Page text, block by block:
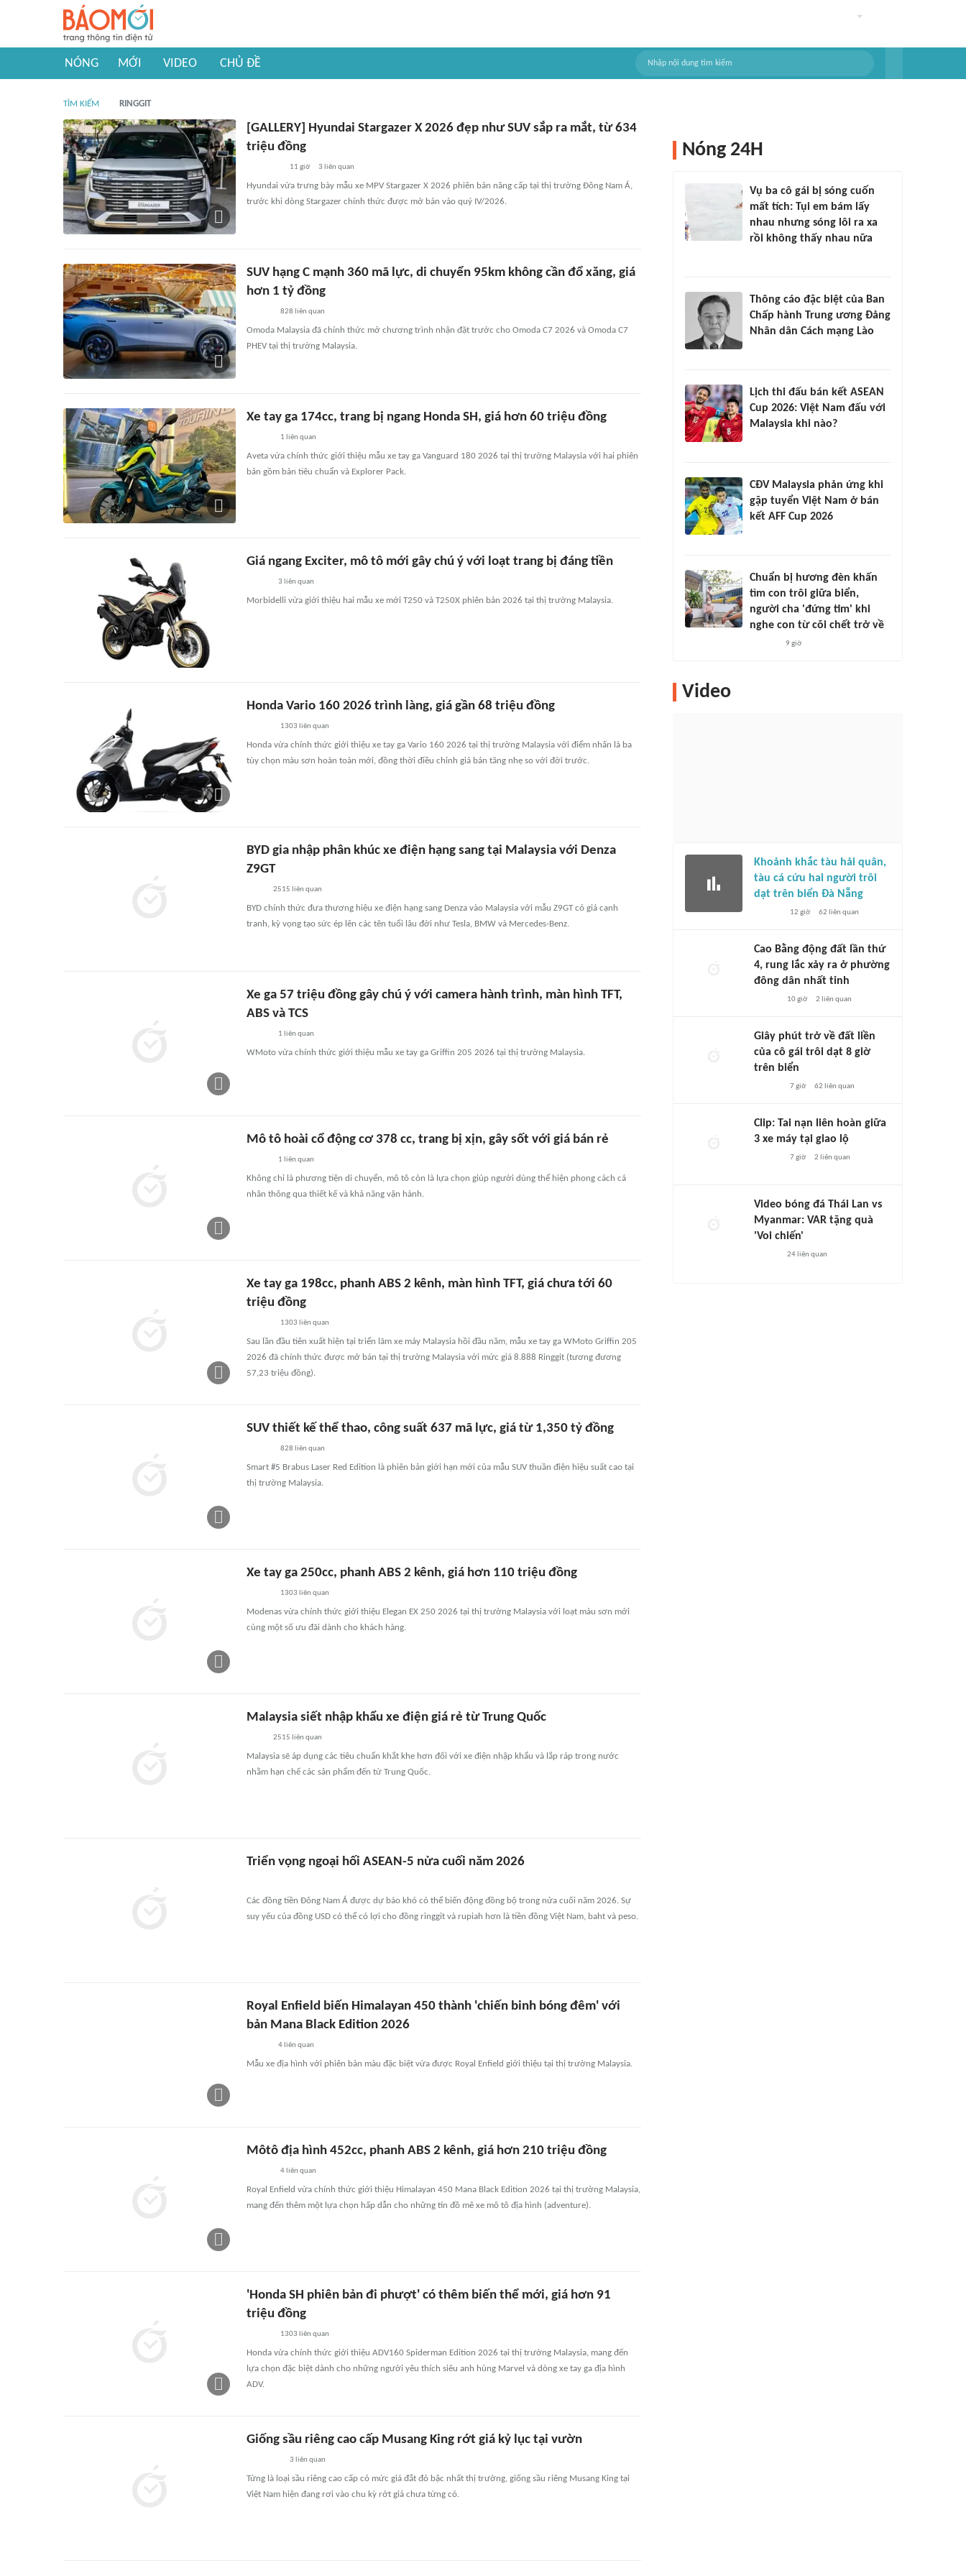
NÓNG MỚI VIDEO CHỦ ĐỀ
TÌM KIẾM RINGGIT
[GALLERY] Hyundai Stargazer X 2026 đẹp như SUV sắp ra mắt, từ 634
triệu đồng
11 giờ 3 liên quan
Hyundai vừa trưng bày mẫu xe MPV Stargazer X 2026 phiên bản nâng cấp tại thị trường Đông Nam Á,
trước khi dòng Stargazer chính thức được mở bán vào quý IV/2026.
SUV hạng C mạnh 360 mã lực, di chuyển 95km không cần đổ xăng, giá
hơn 1 tỷ đồng
828 liên quan
Omoda Malaysia đã chính thức mở chương trình nhận đặt trước cho Omoda C7 2026 và Omoda C7
PHEV tại thị trường Malaysia.
Xe tay ga 174cc, trang bị ngang Honda SH, giá hơn 60 triệu đồng
1 liên quan
Aveta vừa chính thức giới thiệu mẫu xe tay ga Vanguard 180 2026 tại thị trường Malaysia với hai phiên
bản gồm bản tiêu chuẩn và Explorer Pack.
Giá ngang Exciter, mô tô mới gây chú ý với loạt trang bị đáng tiền
3 liên quan
Morbidelli vừa giới thiệu hai mẫu xe mới T250 và T250X phiên bản 2026 tại thị trường Malaysia.
Honda Vario 160 2026 trình làng, giá gần 68 triệu đồng
1303 liên quan
Honda vừa chính thức giới thiệu xe tay ga Vario 160 2026 tại thị trường Malaysia với điểm nhấn là ba
tùy chọn màu sơn hoàn toàn mới, đồng thời điều chỉnh giá bán tăng nhẹ so với đời trước.
BYD gia nhập phân khúc xe điện hạng sang tại Malaysia với Denza
Z9GT
2515 liên quan
BYD chính thức đưa thương hiệu xe điện hạng sang Denza vào Malaysia với mẫu Z9GT có giá cạnh
tranh, kỳ vọng tạo sức ép lên các tên tuổi lâu đời như Tesla, BMW và Mercedes-Benz.
Xe ga 57 triệu đồng gây chú ý với camera hành trình, màn hình TFT,
ABS và TCS
1 liên quan
WMoto vừa chính thức giới thiệu mẫu xe tay ga Griffin 205 2026 tại thị trường Malaysia.
Mô tô hoài cổ động cơ 378 cc, trang bị xịn, gây sốt với giá bán rẻ
1 liên quan
Không chỉ là phương tiện di chuyển, mô tô còn là lựa chọn giúp người dùng thể hiện phong cách cá
nhân thông qua thiết kế và khả năng vận hành.
Xe tay ga 198cc, phanh ABS 2 kênh, màn hình TFT, giá chưa tới 60
triệu đồng
1303 liên quan
Sau lần đầu tiên xuất hiện tại triển lãm xe máy Malaysia hồi đầu năm, mẫu xe tay ga WMoto Griffin 205
2026 đã chính thức được mở bán tại thị trường Malaysia với mức giá 8.888 Ringgit (tương đương
57,23 triệu đồng).
SUV thiết kế thể thao, công suất 637 mã lực, giá từ 1,350 tỷ đồng
828 liên quan
Smart #5 Brabus Laser Red Edition là phiên bản giới hạn mới của mẫu SUV thuần điện hiệu suất cao tại
thị trường Malaysia.
Xe tay ga 250cc, phanh ABS 2 kênh, giá hơn 110 triệu đồng
1303 liên quan
Modenas vừa chính thức giới thiệu Elegan EX 250 2026 tại thị trường Malaysia với loạt màu sơn mới
cùng một số ưu đãi dành cho khách hàng.
Malaysia siết nhập khẩu xe điện giá rẻ từ Trung Quốc
2515 liên quan
Malaysia sẽ áp dụng các tiêu chuẩn khắt khe hơn đối với xe điện nhập khẩu và lắp ráp trong nước
nhằm hạn chế các sản phẩm đến từ Trung Quốc.
Triển vọng ngoại hối ASEAN-5 nửa cuối năm 2026
Các đồng tiền Đông Nam Á được dự báo khó có thể biến động đồng bộ trong nửa cuối năm 2026. Sự
suy yếu của đồng USD có thể có lợi cho đồng ringgit và rupiah hơn là tiền đồng Việt Nam, baht và peso.
Royal Enfield biến Himalayan 450 thành 'chiến binh bóng đêm' với
bản Mana Black Edition 2026
4 liên quan
Mẫu xe địa hình với phiên bản màu đặc biệt vừa được Royal Enfield giới thiệu tại thị trường Malaysia.
Môtô địa hình 452cc, phanh ABS 2 kênh, giá hơn 210 triệu đồng
4liên quan
Royal Enfield vừa chính thức giới thiệu Himalayan 450 Mana Black Edition 2026 tại thị trường Malaysia,
mang đến thêm một lựa chọn hấp dẫn cho những tín đồ mê xe mô tô địa hình (adventure).
'Honda SH phiên bản đi phượt' có thêm biến thể mới, giá hơn 91
triệu đồng
1303 liên quan
Honda vừa chính thức giới thiệu ADV160 Spiderman Edition 2026 tại thị trường Malaysia, mang đến
lựa chọn đặc biệt dành cho những người yêu thích siêu anh hùng Marvel và dòng xe tay ga địa hình
ADV.
Giống sầu riêng cao cấp Musang King rớt giá kỷ lục tại vườn
3 liên quan
Từng là loại sầu riêng cao cấp có mức giá đắt đỏ bậc nhất thị trường, giống sầu riêng Musang King tại
Việt Nam hiện đang rơi vào chu kỳ rớt giá chưa từng có.
Nóng 24H
Vụ ba cô gái bị sóng cuốn
mất tích: Tụi em bám lấy
nhau nhưng sóng lôi ra xa
rồi không thấy nhau nữa
Thông cáo đặc biệt của Ban
Chấp hành Trung ương Đảng
Nhân dân Cách mạng Lào
Lịch thi đấu bán kết ASEAN
Cup 2026: Việt Nam đấu với
Malaysia khi nào?
CĐV Malaysia phản ứng khi
gặp tuyển Việt Nam ở bán
kết AFF Cup 2026
Chuẩn bị hương đèn khấn
tìm con trôi giữa biển,
người cha 'đứng tim' khi
nghe con từ cõi chết trở về
9 giờ
Video
Khoảnh khắc tàu hải quân,
tàu cá cứu hai người trôi
dạt trên biển Đà Nẵng
12 giờ 62 liên quan
Cao Bằng động đất lần thứ
4, rung lắc xảy ra ở phường
đông dân nhất tỉnh
10 giờ 2 liên quan
Giây phút trở về đất liền
của cô gái trôi dạt 8 giờ
trên biển
7 giờ 62 liên quan
Clip: Tai nạn liên hoàn giữa
3 xe máy tại giao lộ
7 giờ 2 liên quan
Video bóng đá Thái Lan vs
Myanmar: VAR tặng quà
'Voi chiến'
24liên quan